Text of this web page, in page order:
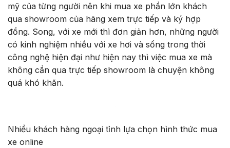
mỹ của từng người nên khi mua xe phần lớn khách
qua showroom của hãng xem trực tiếp và ký hợp
đồng. Song, với xe mới thì đơn giản hơn, những người
có kinh nghiệm nhiều với xe hơi và sống trong thời
công nghệ hiện đại như hiện nay thì việc mua xe mà
không cần qua trực tiếp showroom là chuyện không
quá khó khăn.
Nhiều khách hàng ngoại tỉnh lựa chọn hình thức mua
xe online